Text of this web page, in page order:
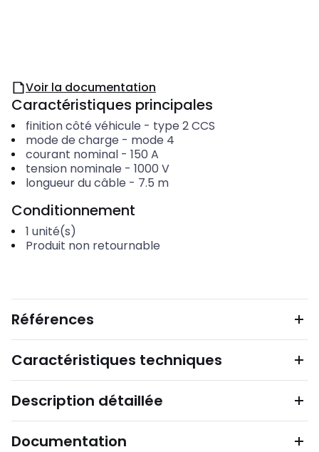
Voir la documentation
Caractéristiques principales
finition côté véhicule - type 2 CCS
mode de charge - mode 4
courant nominal- 150 A
tension nominale - 1000 V
longueur du câble - 7.5 m
Conditionnement
1 unité(s)
Produit non retournable
Références
Caractéristiques techniques
Description détaillée
Documentation